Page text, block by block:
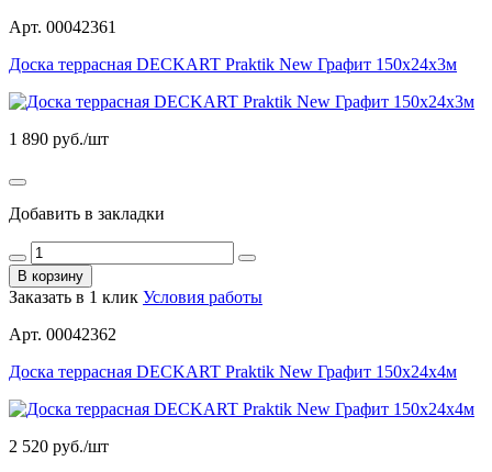
Арт. 00042361
Доска террасная DECKART Praktik New Графит 150х24х3м
1 890 руб./шт
Добавить в закладки
В корзину
Заказать в 1 клик Условия работы
Арт. 00042362
Доска террасная DECKART Praktik New Графит 150х24х4м
2 520 руб./шт